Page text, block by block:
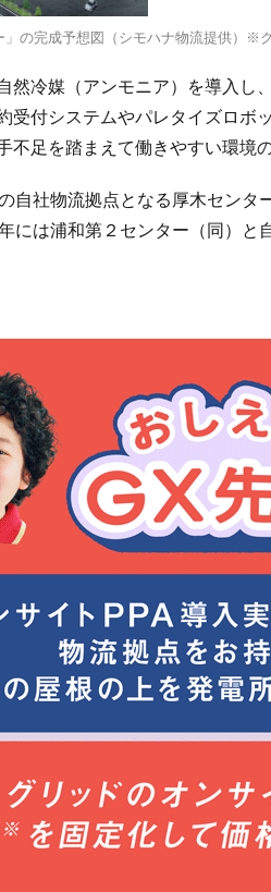
」の完成予想図（シモハナ物流提供）※
然冷媒（アンモニア）を導入し
受付システムやパレタイズロボ
不足を踏まえて働きやすい環境
自社物流拠点となる厚木センタ
には浦和第２センター（同）と